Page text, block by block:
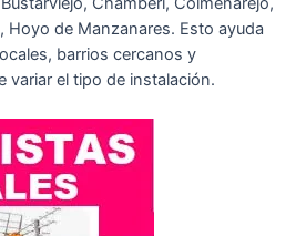
Hoyo de Manzanares. Esto ayuda
barrios cercanos y
variar el tipo de instalación.